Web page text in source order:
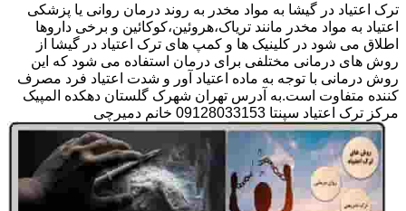
ترک اعتیاد در گیشا به مواد مخدر به روند درمان روانی یا پزشکی
اعتیاد به مواد مخدر مانند تریاک،هروئین،کوکائین و برخی داروها
اطلاق می شود در کلینیک ها و کمپ های ترک اعتیاد در گیشا از
روش های درمانی مختلفی برای درمان استفاده می شود که این
روش درمانی با توجه به ماده اعتیاد آور و شدت اعتیاد فرد مصرف
کننده متفاوت است.به آدرس تهران شهرک گلستان دهکده المپیک
مرکز ترک اعتیاد سپنتا 09128033153 خانم دمیرچی